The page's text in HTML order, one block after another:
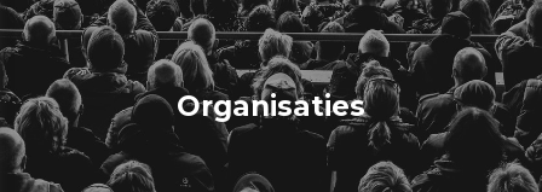
Organisaties